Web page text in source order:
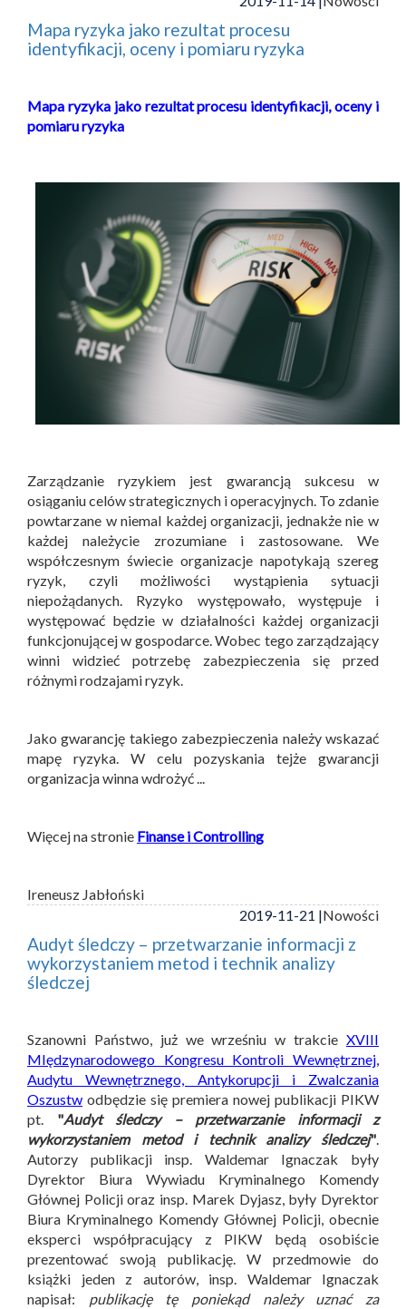
Mapa ryzyka jako rezultat procesu
identyfikacji, oceny i pomiaru ryzyka
Mapa ryzyka jako rezultat procesu identyfikacji, oceny i
pomiaru ryzyka
Zarządzanie ryzykiem jest gwarancją sukcesu w
osiąganiu celów strategicznych i operacyjnych. To zdanie
powtarzane w niemal każdej organizacji, jednakże nie w
każdej należycie zrozumiane i zastosowane. We
współczesnym świecie organizacje napotykają szereg
ryzyk, czyli możliwości wystąpienia sytuacji
niepożądanych. Ryzyko występowało, występuje i
występować będzie w działalności każdej organizacji
funkcjonującej w gospodarce. Wobec tego zarządzający
winni widzieć potrzebę zabezpieczenia się przed
różnymi rodzajami ryzyk.
Jako gwarancję takiego zabezpieczenia należy wskazać
mapę ryzyka. W celu pozyskania tejże gwarancji
organizacja winna wdrożyć ...
Więcej na stronie Finanse i Controlling
Ireneusz Jabłoński
2019-11-21 |Nowości
Audyt śledczy – przetwarzanie informacji z
wykorzystaniem metod i technik analizy
śledczej
Szanowni Państwo, już we wrześniu w trakcie XVIII
MIędzynarodowego Kongresu Kontroli Wewnętrznej,
Audytu Wewnętrznego, Antykorupcji i Zwalczania
Oszustw odbędzie się premiera nowej publikacji PIKW
pt. "Audyt śledczy – przetwarzanie informacji z
wykorzystaniem metod i technik analizy śledczej".
Autorzy publikacji insp. Waldemar Ignaczak były
Dyrektor Biura Wywiadu Kryminalnego Komendy
Głównej Policji oraz insp. Marek Dyjasz, były Dyrektor
Biura Kryminalnego Komendy Głównej Policji, obecnie
eksperci współpracujący z PIKW będą osobiście
prezentować swoją publikację. W przedmowie do
książki jeden z autorów, insp. Waldemar Ignaczak
napisał: publikację tę poniekąd należy uznać za